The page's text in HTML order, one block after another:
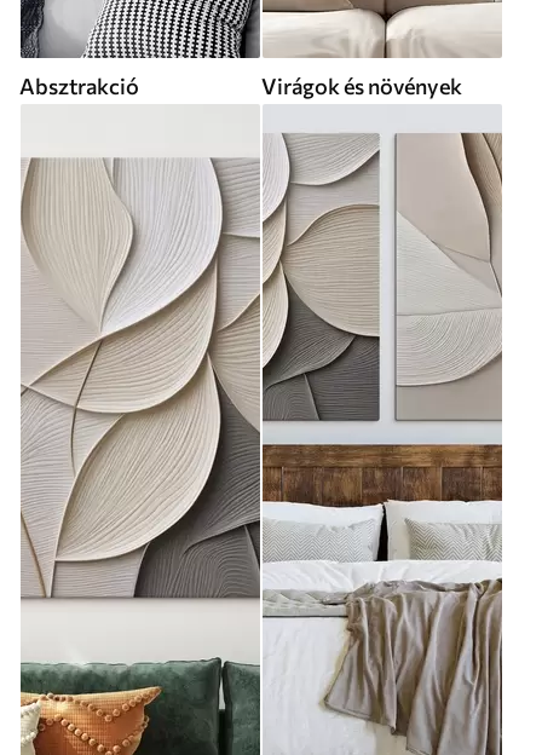
Absztrakció Virágok és növények